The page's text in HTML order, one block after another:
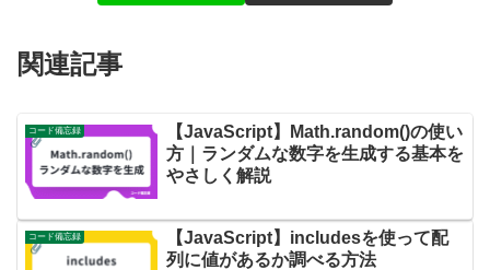
関連記事
コード備忘録
【JavaScript】Math.random()の使い
方｜ランダムな数字を生成する基本を
やさしく解説
コード備忘録
【JavaScript】includesを使って配
列に値があるか調べる方法